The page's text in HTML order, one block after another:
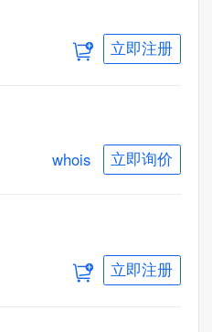
立即注册
whois 立即询价
立即注册